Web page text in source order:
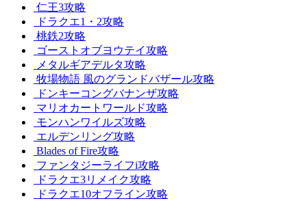
仁王3攻略
ドラクエ1・2攻略
桃鉄2攻略
ゴーストオブヨウテイ攻略
メタルギアデルタ攻略
牧場物語 風のグランドバザール攻略
ドンキーコングバナンザ攻略
マリオカートワールド攻略
モンハンワイルズ攻略
エルデンリング攻略
Blades of Fire攻略
ファンタジーライフi攻略
ドラクエ3リメイク攻略
ドラクエ10オフライン攻略